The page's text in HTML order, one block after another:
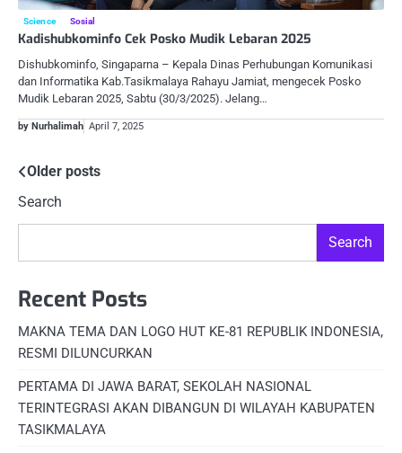
Science Sosial
Kadishubkominfo Cek Posko Mudik Lebaran 2025
Dishubkominfo, Singaparna – Kepala Dinas Perhubungan Komunikasi
dan Informatika Kab.Tasikmalaya Rahayu Jamiat, mengecek Posko
Mudik Lebaran 2025, Sabtu (30/3/2025). Jelang…
by Nurhalimah April 7, 2025
Posts
navigation
Older posts
Search
Search
Recent Posts
MAKNA TEMA DAN LOGO HUT KE-81 REPUBLIK INDONESIA,
RESMI DILUNCURKAN
PERTAMA DI JAWA BARAT, SEKOLAH NASIONAL
TERINTEGRASI AKAN DIBANGUN DI WILAYAH KABUPATEN
TASIKMALAYA